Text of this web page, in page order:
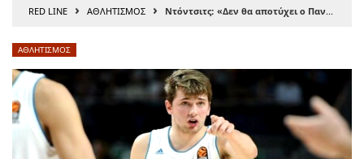
RED LINE › ΑΘΛΗΤΙΣΜΟΣ › Ντόντσιτς: «Δεν θα αποτύχει ο Παναθηναϊκός, στο τέλος της σεζόν θα ξέρω για ΝΒΑ»
ΑΘΛΗΤΙΣΜΟΣ